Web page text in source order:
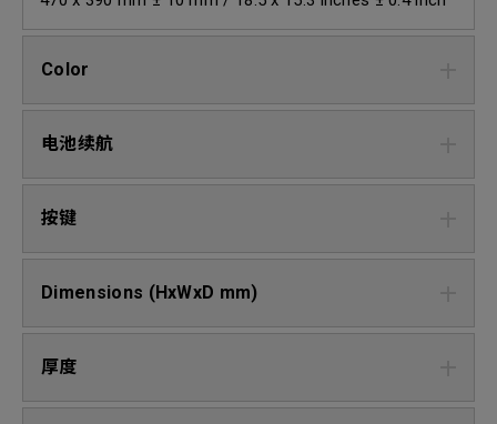
Color
电池续航
按键
Dimensions (HxWxD mm)
厚度